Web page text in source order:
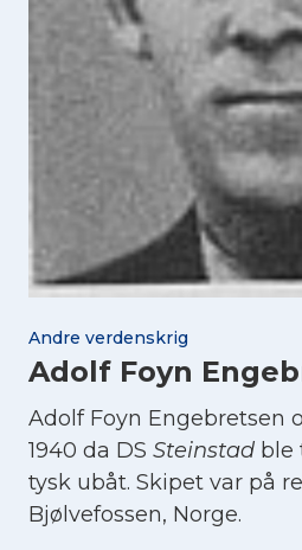
Andre verdenskrig
Adolf Foyn
Adolf Foyn Engebretsen
1940 da DS Steinstad ble
tysk ubåt. Skipet var på
Bjølvefossen, Norge.